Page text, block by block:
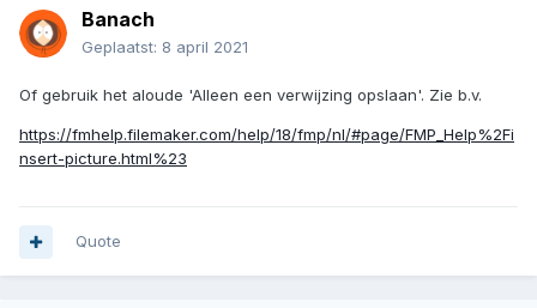
Banach
Geplaatst: 8 april 2021
Of gebruik het aloude 'Alleen een verwijzing opslaan'. Zie b.v.
https://fmhelp.filemaker.com/help/18/fmp/nl/#page/FMP_Help%2Fi
nsert-picture.html%23
Quote